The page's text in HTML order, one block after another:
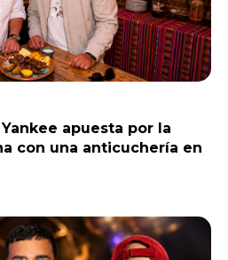
apuesta por la
con una anticuchería en